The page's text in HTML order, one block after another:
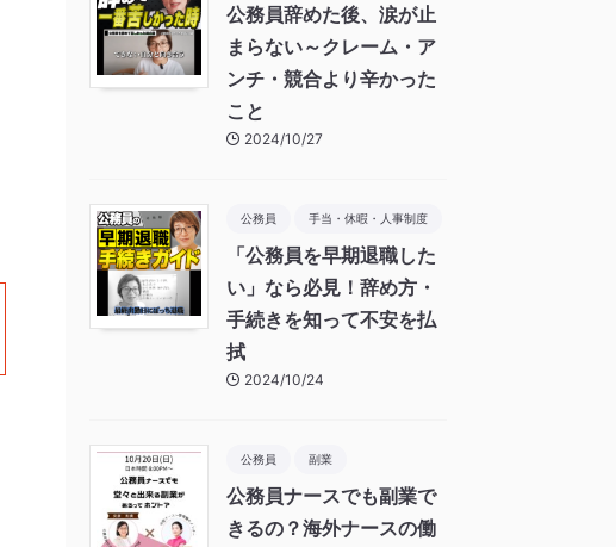
公務員辞めた後、涙が止
まらない～クレーム・ア
ンチ・競合より辛かった
こと
2024/10/27
公務員 手当・休暇・人事制度
「公務員を早期退職した
い」なら必見！辞め方・
手続きを知って不安を払
拭
2024/10/24
公務員 副業
公務員ナースでも副業で
きるの？海外ナースの働